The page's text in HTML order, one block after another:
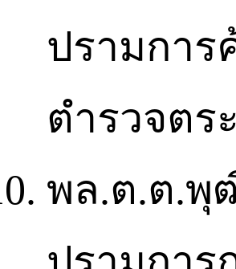
ปรามกา
ตำรวจตร
พล.ต.ต.พุ